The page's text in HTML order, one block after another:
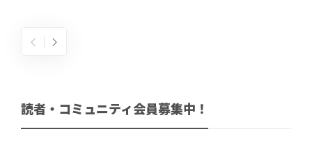
読者・コミュニティ会員募集中！